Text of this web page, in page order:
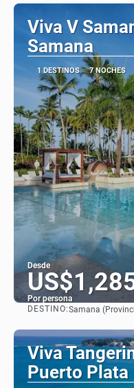
Viva V
Samana
1 DESTINOS 7 NOCHES
Desde
Por persona
DESTINO:Samana
Viva
Puerto Plata